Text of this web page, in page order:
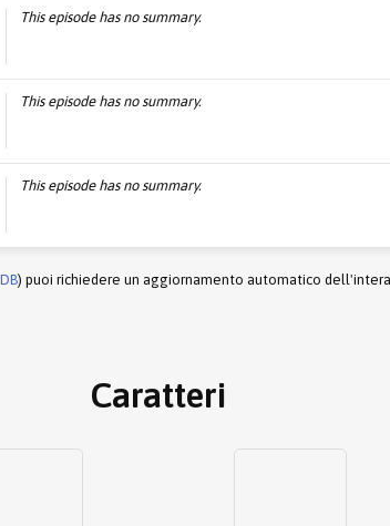
This episode has no summary.
This episode has no summary.
This episode has no summary.
) puoi richiedere un aggiornamento automatico
Caratteri